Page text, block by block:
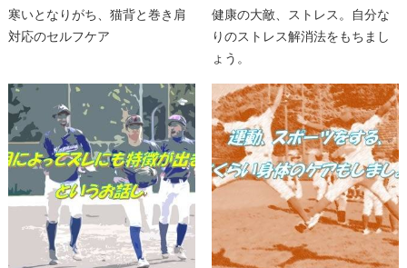
寒いとなりがち、猫背と巻き肩
対応のセルフケア
健康の大敵、ストレス。自分な
りのストレス解消法をもちまし
ょう。